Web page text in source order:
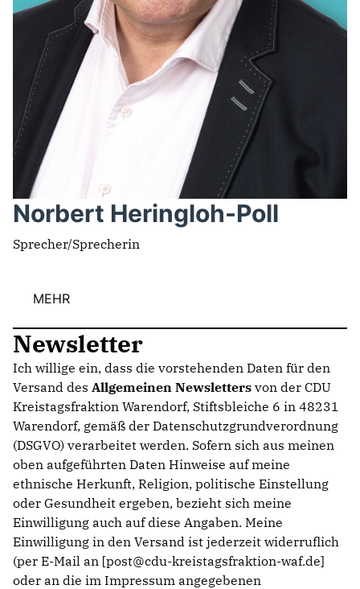
Norbert Heringloh-Poll
Sprecher/Sprecherin
MEHR
Newsletter
Ich willige ein, dass die vorstehenden Daten für den
Versand des Allgemeinen Newsletters von der CDU
Kreistagsfraktion Warendorf, Stiftsbleiche 6 in 48231
Warendorf, gemäß der Datenschutzgrundverordnung
(DSGVO) verarbeitet werden. Sofern sich aus meinen
oben aufgeführten Daten Hinweise auf meine
ethnische Herkunft, Religion, politische Einstellung
oder Gesundheit ergeben, bezieht sich meine
Einwilligung auch auf diese Angaben. Meine
Einwilligung in den Versand ist jederzeit widerruflich
(per E-Mail an [post@cdu-kreistagsfraktion-waf.de]
oder an die im Impressum angegebenen